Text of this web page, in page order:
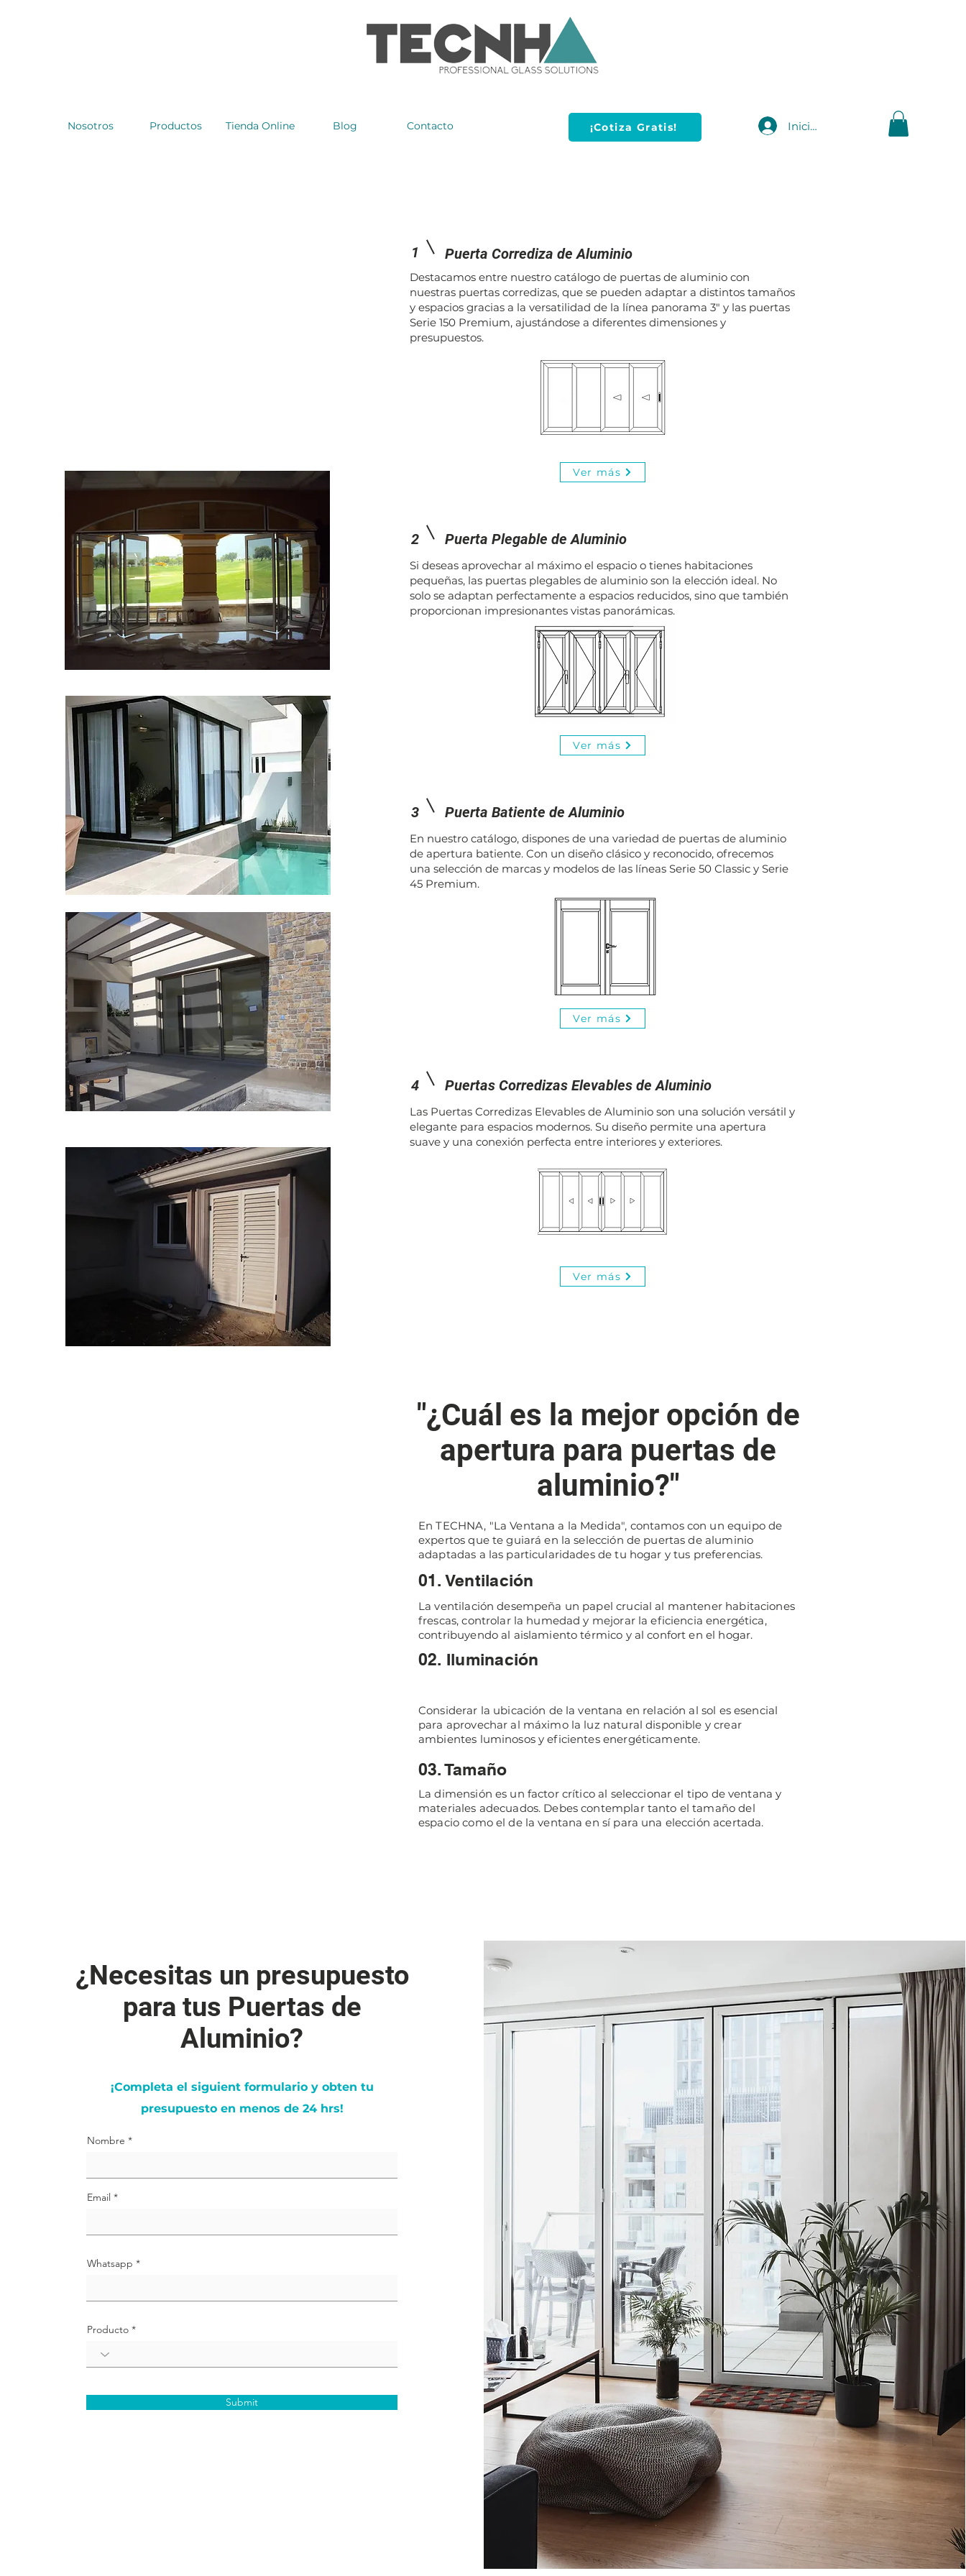
Nosotros Productos Tienda Online Blog Contacto ¡Cotiza Gratis! Iniciar sesión
1 Puerta Corrediza de Aluminio
Destacamos entre nuestro catálogo de puertas de aluminio con
nuestras puertas corredizas, que se pueden adaptar a distintos tamaños
y espacios gracias a la versatilidad de la línea panorama 3" y las puertas
Serie 150 Premium, ajustándose a diferentes dimensiones y
presupuestos.
Ver más
2 Puerta Plegable de Aluminio
Si deseas aprovechar al máximo el espacio o tienes habitaciones
pequeñas, las puertas plegables de aluminio son la elección ideal. No
solo se adaptan perfectamente a espacios reducidos, sino que también
proporcionan impresionantes vistas panorámicas.
Ver más
3 Puerta Batiente de Aluminio
En nuestro catálogo, dispones de una variedad de puertas de aluminio
de apertura batiente. Con un diseño clásico y reconocido, ofrecemos
una selección de marcas y modelos de las líneas Serie 50 Classic y Serie
45 Premium.
Ver más
4 Puertas Corredizas Elevables de Aluminio
Las Puertas Corredizas Elevables de Aluminio son una solución versátil y
elegante para espacios modernos. Su diseño permite una apertura
suave y una conexión perfecta entre interiores y exteriores.
Ver más
"¿Cuál es la mejor opción de
apertura para puertas de
aluminio?"
En TECHNA, "La Ventana a la Medida", contamos con un equipo de
expertos que te guiará en la selección de puertas de aluminio
adaptadas a las particularidades de tu hogar y tus preferencias.
01. Ventilación
La ventilación desempeña un papel crucial al mantener habitaciones
frescas, controlar la humedad y mejorar la eficiencia energética,
contribuyendo al aislamiento térmico y al confort en el hogar.
02. Iluminación
Considerar la ubicación de la ventana en relación al sol es esencial
para aprovechar al máximo la luz natural disponible y crear
ambientes luminosos y eficientes energéticamente.
03. Tamaño
La dimensión es un factor crítico al seleccionar el tipo de ventana y
materiales adecuados. Debes contemplar tanto el tamaño del
espacio como el de la ventana en sí para una elección acertada.
¿Necesitas un presupuesto
para tus Puertas de
Aluminio?
¡Completa el siguient formulario y obten tu
presupuesto en menos de 24 hrs!
Nombre
Email
Whatsapp
Producto
Submit